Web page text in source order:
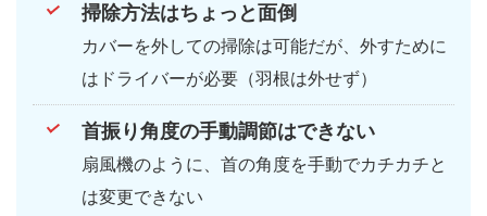
掃除方法はちょっと面倒
カバーを外しての掃除は可能だが、外すために
はドライバーが必要（羽根は外せず）
首振り角度の手動調節はできない
扇風機のように、首の角度を手動でカチカチと
は変更できない